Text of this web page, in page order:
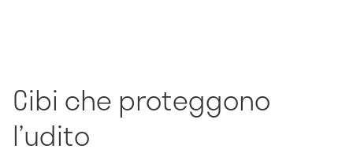
Cibi che proteggono
l’udito